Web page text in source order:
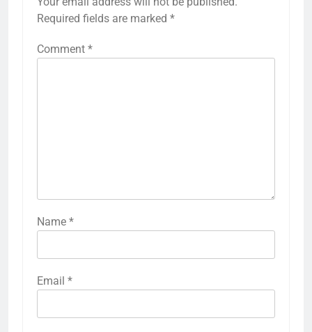
Required fields are marked *
Comment *
Name *
Email *